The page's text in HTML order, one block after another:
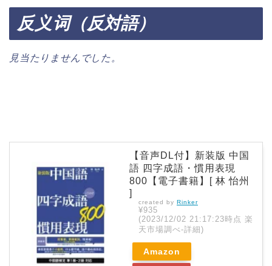
反义词（反対語）
見当たりませんでした。
【音声DL付】新装版 中国
語 四字成語・慣用表現
800【電子書籍】[ 林 怡州
]
created by Rinker
¥935
(2023/12/02 21:17:23時点 楽
天市場調べ-詳細)
Amazon